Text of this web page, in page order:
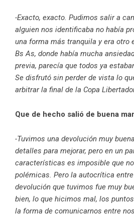
-Exacto, exacto. Pudimos salir a
alguien nos identificaba no había
una forma más tranquila y era otro
Bs As, donde había mucha
previa, parecía que todos ya
Se disfrutó sin perder de vista lo
arbitrar la final de la Copa
Que de hecho salió de buena
-Tuvimos una devolución muy
detalles para mejorar, pero en un
características es imposible que
polémicas. Pero la autocrítica
devolución que tuvimos fue muy
bien, lo que hicimos mal, los
la forma de comunicarnos entre